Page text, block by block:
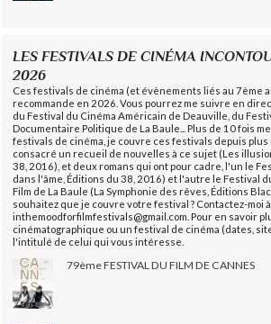
LES FESTIVALS DE CINÉMA
2026
Ces festivals de cinéma (et évènements liés au 7ème
recommande en 2026. Vous pourrez me suivre en
du Festival du Cinéma Américain de Deauville, du
Documentaire Politique de La Baule... Plus de 10 fois
festivals de cinéma, je couvre ces festivals depuis plus
consacré un recueil de nouvelles à ce sujet (Les
38, 2016), et deux romans qui ont pour cadre, l'un le
dans l'âme, Éditions du 38, 2016) et l'autre le Festival
Film de La Baule (La Symphonie des rêves, Éditions
souhaitez que je couvre votre festival ? Contactez-moi à
inthemoodforfilmfestivals@gmail.com. Pour en savoir
cinématographique ou un festival de cinéma (dates,
l'intitulé de celui qui vous intéresse.
79ème FESTIVAL DU FILM DE CANNES